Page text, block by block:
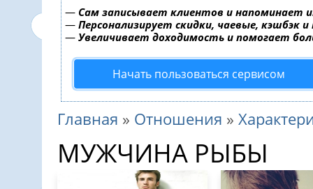
— Сам записывает клиентов и напоминает
— Персонализирует скидки, чаевые, кэшбэк
— Увеличивает доходимость и помогает
Начать пользоваться сервисом
Главная » Отношения »
МУЖЧИНА РЫБЫ